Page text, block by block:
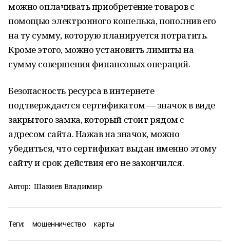
можно оплачивать приобретение товаров с
помощью электронного кошелька, пополнив его
на ту сумму, которую планируется потратить.
Кроме этого, можно установить лимиты на
сумму совершения финансовых операций.
Безопасность ресурса в интернете
подтверждается сертификатом — значок в виде
закрытого замка, который стоит рядом с
адресом сайта. Нажав на значок, можно
убедиться, что сертификат выдан именно этому
сайту и срок действия его не закончился.
Автор: Шакиев Владимир
Теги: мошенничество карты